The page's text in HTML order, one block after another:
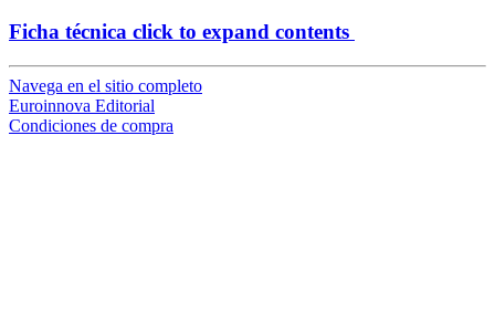
Ficha técnica click to expand contents
Navega en el sitio completo
Euroinnova Editorial
Condiciones de compra